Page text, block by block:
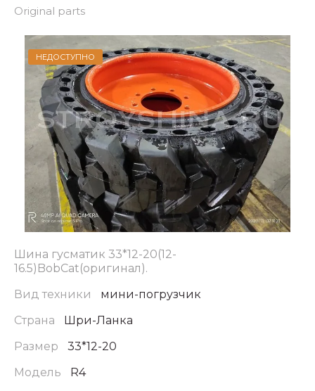
Original parts
НЕДОСТУПНО
Шина гусматик 33*12-20(12-
16.5)BobCat(оригинал).
Вид техники
мини-погрузчик
Страна
Шри-Ланка
Размер
33*12-20
Модель
R4